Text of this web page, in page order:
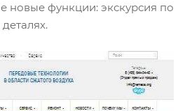
новые функции: экскурсия по